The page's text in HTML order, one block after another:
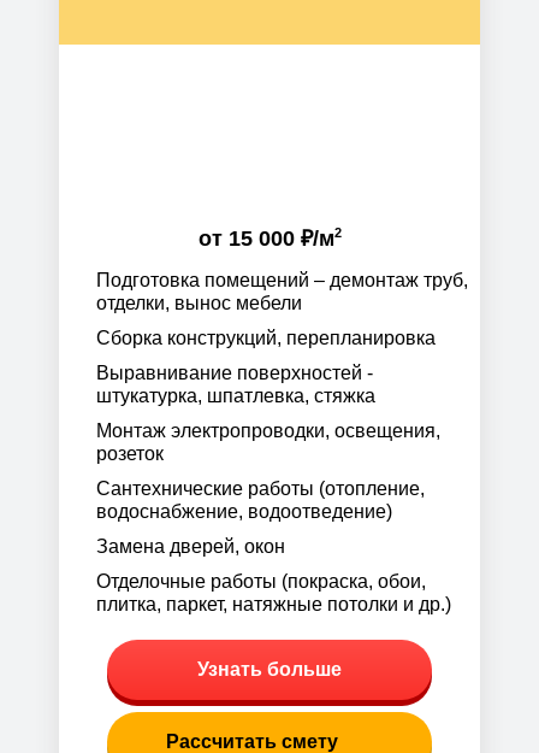
от15 000 ₽/м2
Подготовка помещений – демонтаж труб,
отделки, вынос мебели
Сборка конструкций, перепланировка
Выравнивание поверхностей -
штукатурка, шпатлевка, стяжка
Монтаж электропроводки, освещения,
розеток
Сантехнические работы (отопление,
водоснабжение, водоотведение)
Замена дверей, окон
Отделочные работы (покраска, обои,
плитка, паркет, натяжные потолки и др.)
Узнать больше
Рассчитать смету